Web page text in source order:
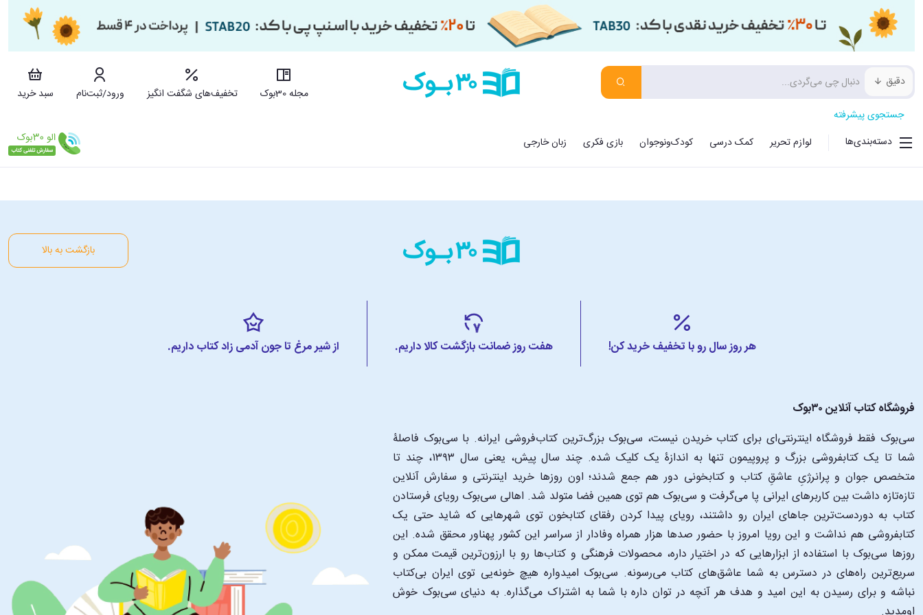
دقیق
مجله 30بوک تخفیف‌های شگفت انگیز ورود/ثبت‌نام
سبد خرید
جستجوی پیشرفته
دسته‌بندی‌ها
لوازم تحریر کمک درسی کودک‌ونوجوان بازی فکری زبان خارجی
بازگشت به بالا
هر روز سال رو با تخفیف خرید کن! هفت روز ضمانت بازگشت کالا داریم. از شیر مرغ تا جون آدمی زاد کتاب داریم.
فروشگاه کتاب آنلاین ۳۰بوک
سی‌بوک فقط فروشگاه اینترنتی‌ای برای کتاب خریدن نیست، سی‌بوک بزرگ‌ترین کتاب‌فروشی ایرانه. با سی‌بوک فاصلۀ
شما تا یک کتابفروشی بزرگ و پروپیمون تنها به اندازۀ یک کلیک شده. چند سال پیش، یعنی سال ۱۳۹۳، چند تا
متخصص جوان و پرانرژیِ عاشقِ کتاب و کتابخونی دور هم جمع شدند؛ اون‌ روزها خرید اینترنتی و سفارش آنلاین
تازه‌تازه داشت بین کاربرهای ایرانی پا می‌گرفت و سی‌بوک هم توی همین فضا متولد شد. اهالی سی‌بوک رویای فرستادن
کتاب به دوردست‌ترین جاهای ایران رو داشتند، رویای پیدا کردن رفقای کتابخون توی شهرهایی که شاید حتی یک
کتابفروشی هم نداشت و این رویا امروز با حضور صدها هزار همراه وفادار از سراسر این کشور پهناور محقق شده. این
‌روزها سی‌بوک با استفاده از ابزارهایی که در اختیار داره، محصولات فرهنگی و کتاب‌ها رو با ارزون‌ترین قیمت ممکن و
سریع‌ترین راه‌های در دسترس به شما عاشق‌های کتاب می‌رسونه. سی‌بوک امیدواره هیچ خونه‌یی توی ایران بی‌کتاب
نباشه و برای رسیدن به این امید و هدف هر آنچه در توان داره با شما به اشتراک می‌گذاره. به دنیای سی‌بوک خوش